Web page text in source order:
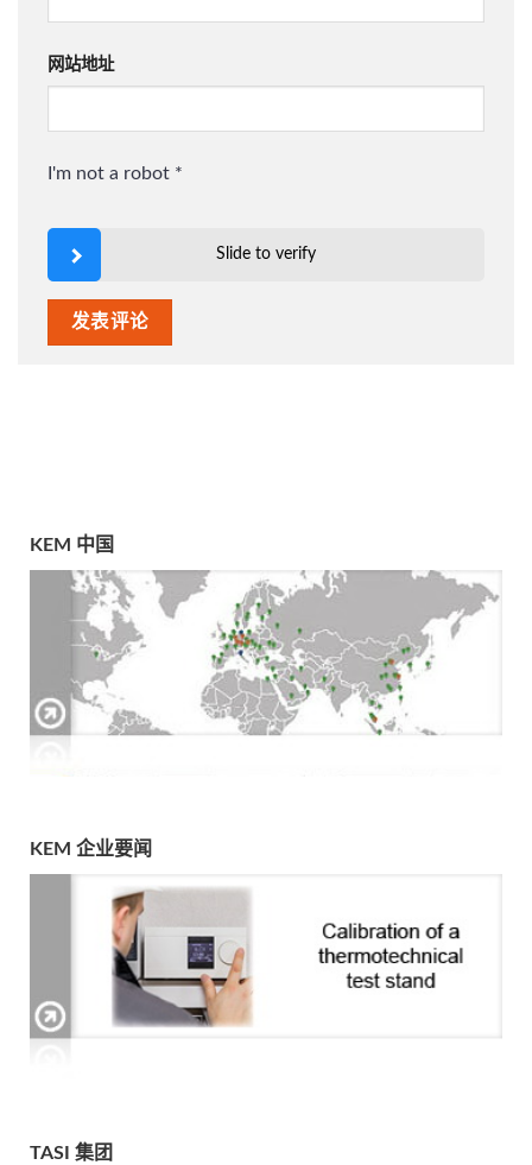
网站地址
I'm not a robot *
Slide to verify
KEM 中国
KEM 企业要闻
TASI 集团